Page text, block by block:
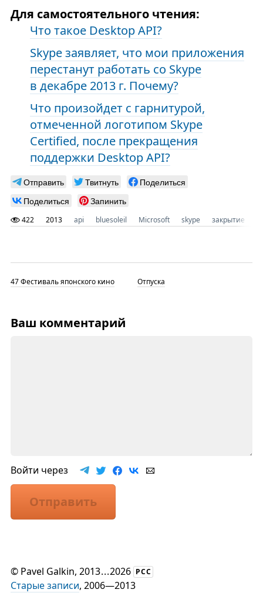
Для самостоятельного чтения:
Что такое Desktop API?
Skype заявляет, что мои приложения
перестанут работать со Skype
в декабре 2013 г. Почему?
Что произойдет с гарнитурой,
отмеченной логотипом Skype
Certified, после прекращения
поддержки Desktop API?
Отправить Твитнуть
Поделиться
Поделиться
Запинить
422 2013 api bluesoleil Microsoft skype закрытие
47 Фестиваль японского кино Отпуска
Ваш комментарий
Войти через
Отправить
© Pavel Galkin, 2013...2026 РСС
Старые записи, 2006—2013